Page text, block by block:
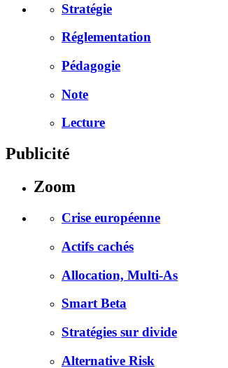
Stratégie
Réglementation
Pédagogie
Note
Lecture
Publicité
Zoom
Crise européenne
Actifs cachés
Allocation, Multi-As
Smart Beta
Stratégies sur divide
Alternative Risk